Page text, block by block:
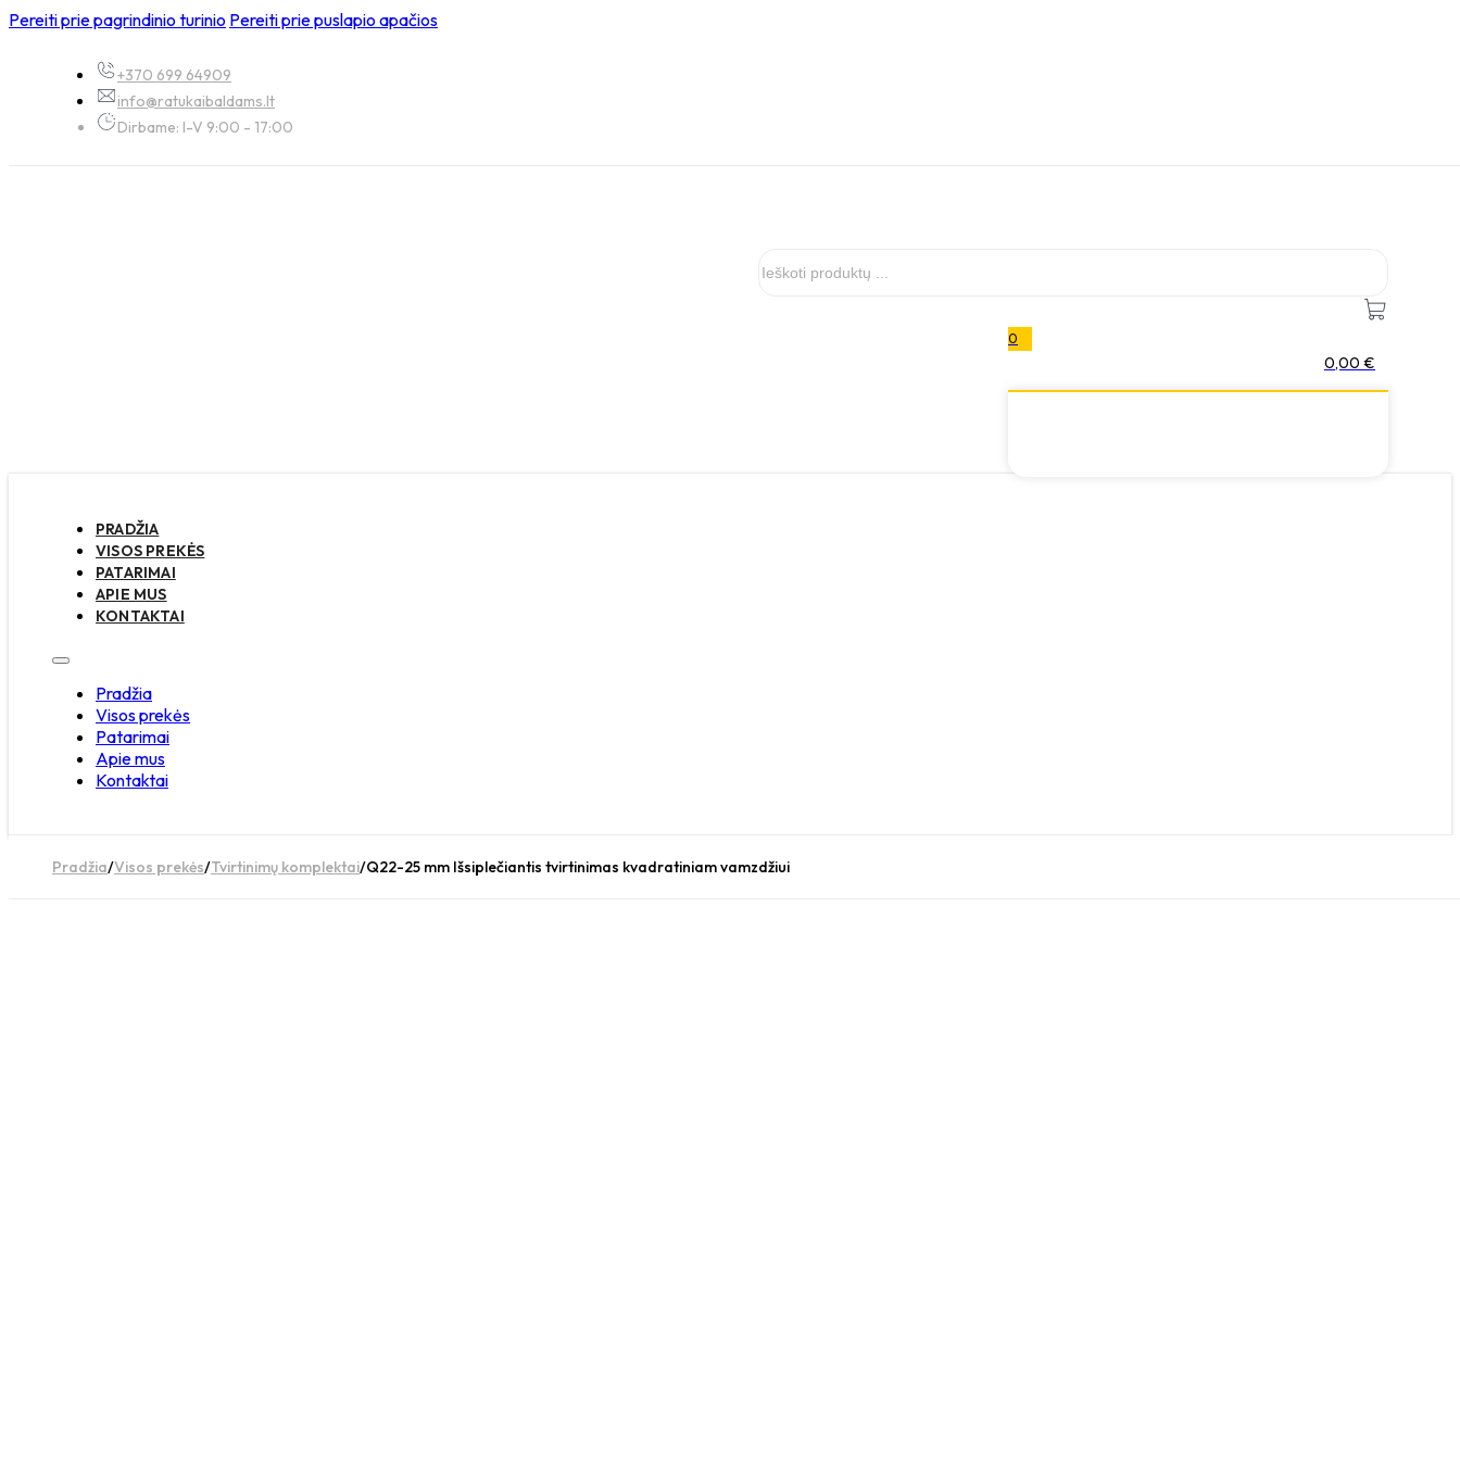
Pereiti prie pagrindinio turinio Pereiti prie puslapio apačios
+370 699 64909
info@ratukaibaldams.lt
Dirbame: I-V 9:00 - 17:00
0
0,00 €
PRADŽIA
VISOS PREKĖS
PATARIMAI
APIE MUS
KONTAKTAI
Pradžia
Visos prekės
Patarimai
Apie mus
Kontaktai
Pradžia/Visos prekės/Tvirtinimų komplektai/Q22-25 mm Išsiplečiantis tvirtinimas kvadratiniam vamzdžiui